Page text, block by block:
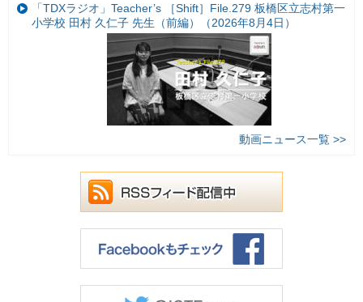
「TDXラジオ」Teacher’s ［Shift］File.279 板橋区立志村第一
小学校 田村 久仁子 先生（前編）（2026年8月4日）
動画ニュース一覧 >>